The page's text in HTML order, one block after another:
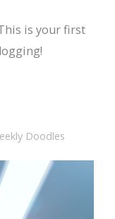
is your first
Doodles